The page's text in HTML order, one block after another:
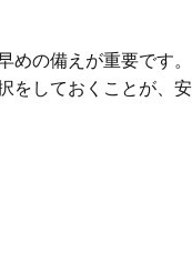
の備えが重要です。
をしておくことが、安